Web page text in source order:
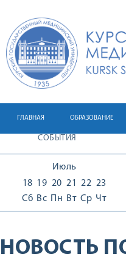
ГЛАВНАЯ ОБРАЗОВАНИЕ
СОБЫТИЯ
Июль
18
Сб
19
Вс
20
Пн
21
Вт
22
Ср
23
Чт
НОВОСТЬ